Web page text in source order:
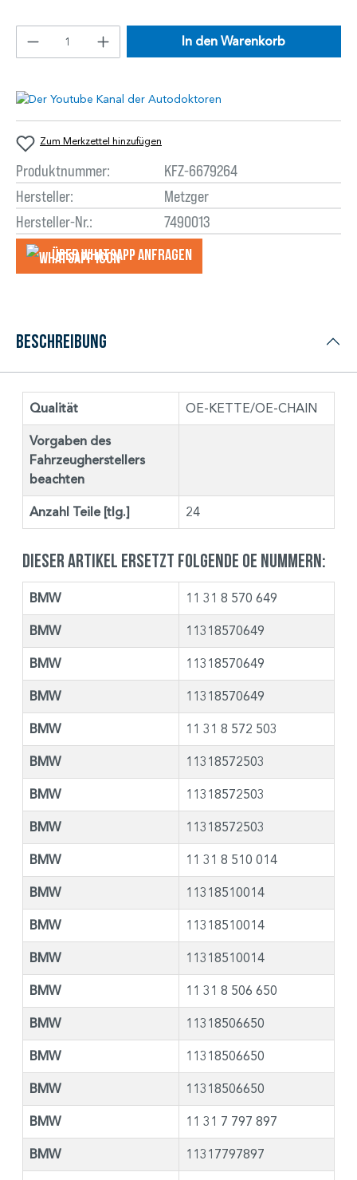
In den Warenkorb
Zum Merkzettel hinzufügen
Produktnummer:
KFZ-6679264
Hersteller:
Metzger
Hersteller-Nr.:
7490013
Über WhatsApp anfragеn
Beschreibung
Qualität OE-KETTE/OE-CHAIN
Vorgaben des
Fahrzeugherstellers
beachten
Anzahl Teile [tlg.] 24
Dieser Artikel ersetzt folgende OE Nummern:
BMW 11 31 8 570 649
BMW 11318570649
BMW 11318570649
BMW 11318570649
BMW 11 31 8 572 503
BMW 11318572503
BMW 11318572503
BMW 11318572503
BMW 11 31 8 510 014
BMW 11318510014
BMW 11318510014
BMW 11318510014
BMW 11 31 8 506 650
BMW 11318506650
BMW 11318506650
BMW 11318506650
BMW 11 31 7 797 897
BMW 11317797897